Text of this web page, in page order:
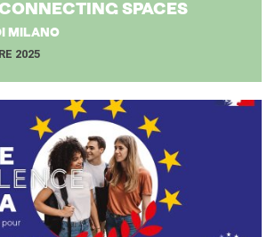
SPA­CES
MILANO
2025